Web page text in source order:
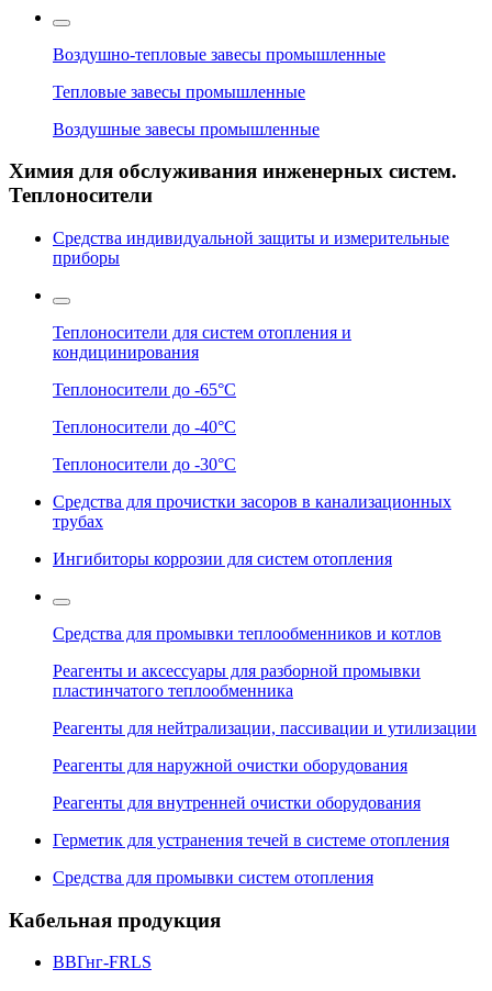
Воздушно-тепловые завесы промышленные
Тепловые завесы промышленные
Воздушные завесы промышленные
Химия для обслуживания инженерных систем.
Теплоносители
Средства индивидуальной защиты и измерительные
приборы
Теплоносители для систем отопления и
кондицинирования
Теплоносители до -65°C
Теплоносители до -40°C
Теплоносители до -30°C
Средства для прочистки засоров в канализационных
трубах
Ингибиторы коррозии для систем отопления
Средства для промывки теплообменников и котлов
Реагенты и аксессуары для разборной промывки
пластинчатого теплообменника
Реагенты для нейтрализации, пассивации и утилизации
Реагенты для наружной очистки оборудования
Реагенты для внутренней очистки оборудования
Герметик для устранения течей в системе отопления
Средства для промывки систем отопления
Кабельная продукция
ВВГнг-FRLS